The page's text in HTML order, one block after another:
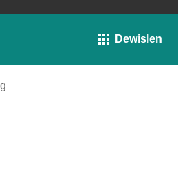
Dewislen